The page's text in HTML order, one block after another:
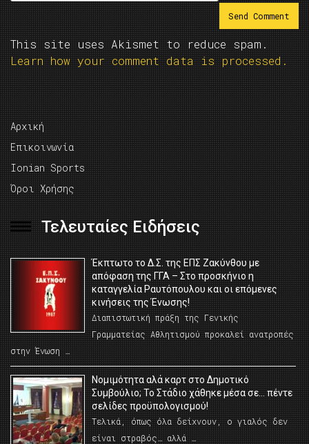
This site uses Akismet to reduce spam.
Learn how your comment data is processed.
Αρχική
Επικοινωνία
Ionian Sports
Όροι Χρήσης
Τελευταίες Ειδήσεις
Έκπτωτο το Δ.Σ. της ΕΠΣ Ζακύνθου με
απόφαση της ΓΓΑ – Στο προσκήνιο η
καταγγελία Ραυτόπουλου και οι επόμενες
κινήσεις της Ένωσης!
Διαπιστωτική πράξη της Γενικής
Γραμματείας Αθλητισμού προκαλεί ανατροπές
στην Ένωση …
Νομιμότητα αλά καρτ στο Δημοτικό
Συμβούλιο; Το Στάδιο χάθηκε μέσα σε… πέντε
σελίδες προϋπολογισμού!
Τελικά, όπως όλα δείχνουν, ο γιαλός δεν
είναι στραβός… αλλά …